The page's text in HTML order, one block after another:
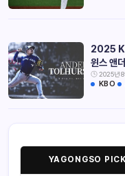
2025
윈스 앤
2025년 8
KBO
YAGONGSO PICK